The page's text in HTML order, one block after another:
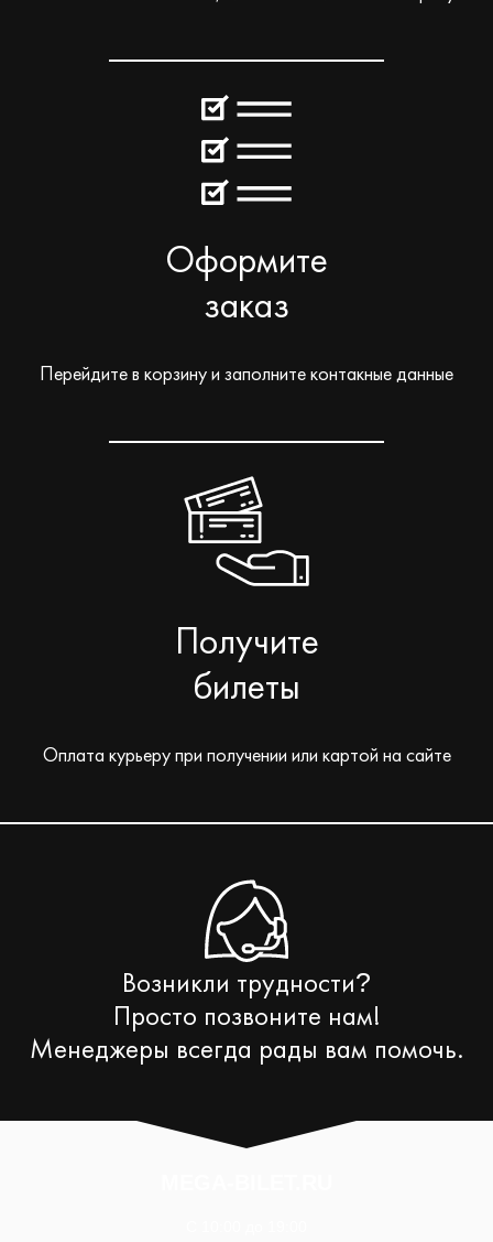
Оформите
заказ
Перейдите в корзину и заполните контакные данные
Получите
билеты
Оплата курьеру при получении или картой на сайте
Возникли трудности?
Просто позвоните нам!
Менеджеры всегда рады вам помочь.